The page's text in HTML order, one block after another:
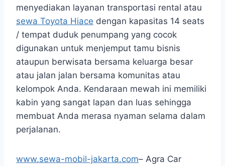
menyediakan layanan transportasi rental atau
sewa Toyota Hiace dengan kapasitas 14 seats
/ tempat duduk penumpang yang cocok
digunakan untuk menjemput tamu bisnis
ataupun berwisata bersama keluarga besar
atau jalan jalan bersama komunitas atau
kelompok Anda. Kendaraan mewah ini memiliki
kabin yang sangat lapan dan luas sehingga
membuat Anda merasa nyaman selama dalam
perjalanan.
www.sewa-mobil-jakarta.com– Agra Car